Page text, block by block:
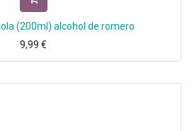
(200ml) alcohol de romero
9,99 €